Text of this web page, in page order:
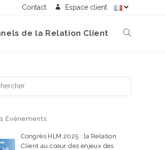
Contact Espace client
de la Relation Client
Événements
Congrès HLM 2025 : la Relation
Client au cœur des enjeux des